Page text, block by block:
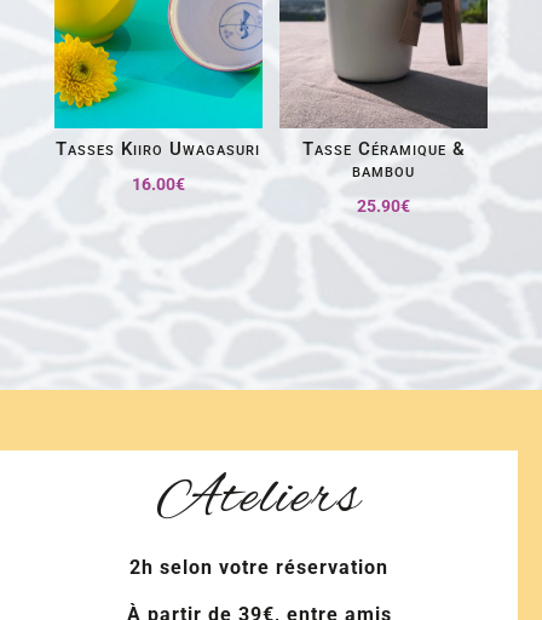
Tasses Kiiro Uwagasuri
16.00€
Tasse Céramique &
bambou
25.90€
Ateliers
2h selon votre réservation
À partir de 39€, entre amis